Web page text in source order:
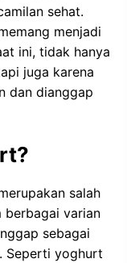
sehat.
menjadi
ini, tidak hanya
juga karena
dan dianggap
salah
berbagai varian
sebagai
Seperti yoghurt